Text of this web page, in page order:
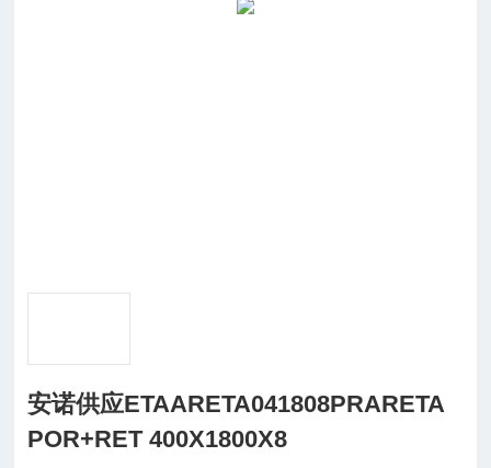
安诺供应ETAARETA041808PRARETA
POR+RET 400X1800X8